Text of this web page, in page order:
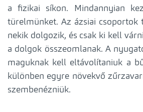
a fizikai síkon. Mindannyian
türelmünket. Az ázsiai csoportok
nekik dolgozik, és csak ki kell
a dolgok összeomlanak. A
maguknak kell eltávolítaniuk a
különben egyre növekvő
szembenézniük.